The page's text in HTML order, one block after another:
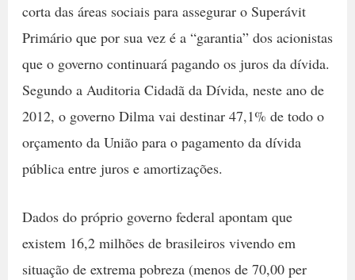
corta das áreas sociais para assegurar o Superávit
Primário que por sua vez é a “garantia” dos acionistas
que o governo continuará pagando os juros da dívida.
Segundo a Auditoria Cidadã da Dívida, neste ano de
2012, o governo Dilma vai destinar 47,1% de todo o
orçamento da União para o pagamento da dívida
pública entre juros e amortizações.
Dados do próprio governo federal apontam que
existem 16,2 milhões de brasileiros vivendo em
situação de extrema pobreza (menos de 70,00 per